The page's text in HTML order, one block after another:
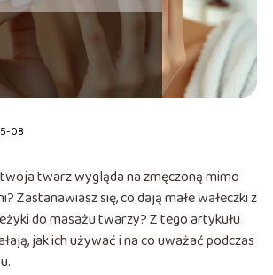
08
twarz wygląda na zmęczoną mimo
Zastanawiasz się, co dają małe wałeczki z
do masażu twarzy? Z tego artykułu
jak ich używać i na co uważać podczas